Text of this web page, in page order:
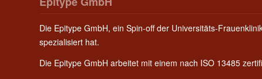
Die Epitype GmbH, ein Spin-off der Universitäts-
spezialisiert hat.
Die Epitype GmbH arbeitet mit einem nach ISO 13485